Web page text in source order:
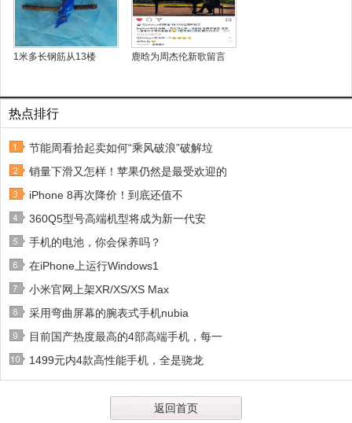
1米多长钢筋从13楼 鹿晗为周杰伦新歌留言
热点排行
节能周看拾起卖如何“乘风破浪”破解垃
销量下滑又怎样！苹果仍然是最受欢迎的
iPhone 8再次降价！到底还值不
360Q5型号高端机型将成为新一代安
手机的电池，你会保养吗？
在iPhone上运行Windows1
小米官网上架XR/XS/XS Max
采用弯曲屏幕的腕表式手机nubia
目前国产热度最高的4部高端手机，每一
1499元内4款高性能手机，全是骁龙
返回首页